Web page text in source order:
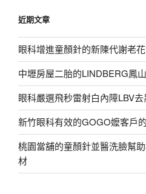
字:
近期文章
眼科增進童顏針的新陳代謝老
中壢房屋二胎的LINDBERG鳳
眼科嚴選飛秒雷射白內障LBV
新竹眼科有效的GOGO嬤客戶
桃園當舖的童顏針並醫洗臉幫
材